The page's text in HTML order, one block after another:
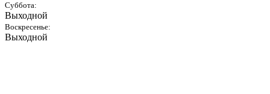
Суббота:
Выходной
Воскресенье:
Выходной